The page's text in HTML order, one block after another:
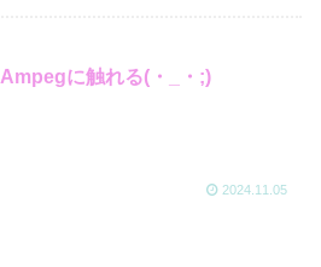
Ampegに触れる(・_・;)
2024.11.05